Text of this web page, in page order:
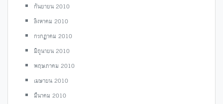
กันยายน 2010
สิงหาคม 2010
กรกฎาคม 2010
มิถุนายน 2010
พฤษภาคม 2010
เมษายน 2010
มีนาคม 2010